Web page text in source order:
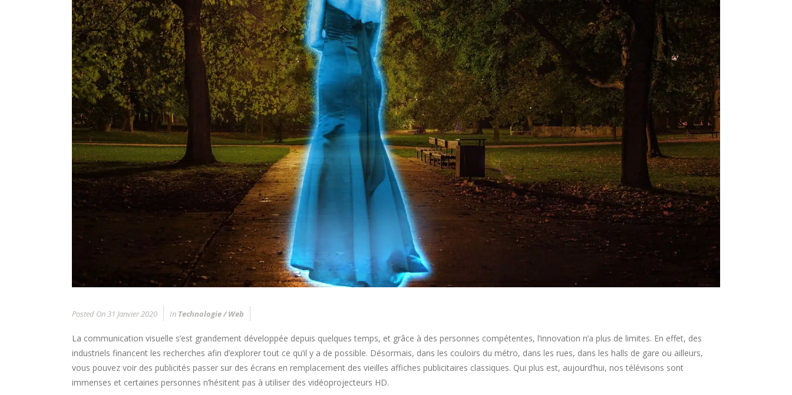
Posted On31 Janvier 2020 In Technologie / Web
La communication visuelle s’est grandement développée depuis quelques temps, et grâce à des personnes compétentes, l’innovation n’a plus de limites. En effet, des
industriels financent les recherches afin d’explorer tout ce qu’il y a de possible. Désormais, dans les couloirs du métro, dans les rues, dans les halls de gare ou ailleurs,
vous pouvez voir des publicités passer sur des écrans en remplacement des vieilles affiches publicitaires classiques. Qui plus est, aujourd’hui, nos télévisons sont
immenses et certaines personnes n’hésitent pas à utiliser des vidéoprojecteurs HD.